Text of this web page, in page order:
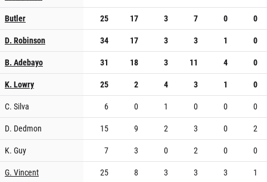
Butler
25 17 3 7 0
0
D. Robinson
34 17 3 3 1
0
B. Adebayo
31 18 3 11 4
0
K. Lowry
25 2 4 3 1
0
C. Silva
6 0 1 0 0
0
D. Dedmon
15 9 2 3 0
2
K. Guy
7 3 0 2 0
0
G. Vincent
25 8 3 3 3
1